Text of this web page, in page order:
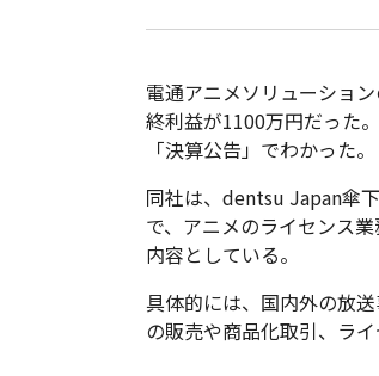
電通アニメソリューショ
終利益が1100万円だった
「決算公告」でわかった。
同社は、dentsu Japan傘
で、アニメのライセンス
内容としている。
具体的には、国内外の放
の販売や商品化取引、ラ